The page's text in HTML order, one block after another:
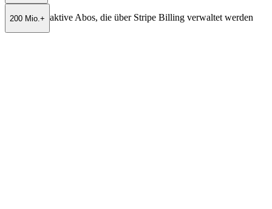
200 Mio.+ aktive Abos, die über Stripe Billing verwaltet werden